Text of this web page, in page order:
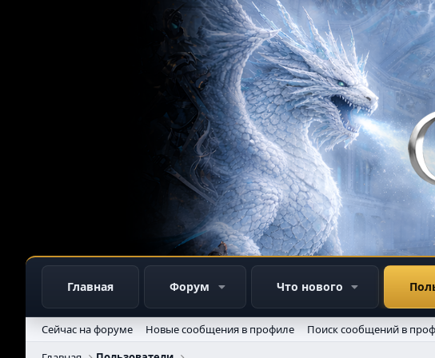
Главная Форум Что нового
Сейчас на форуме Новые сообщения в профиле
Поиск сообщений в